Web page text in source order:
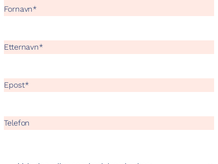
Fornavn*
Etternavn*
Epost*
Telefon